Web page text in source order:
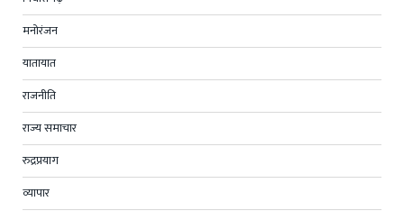
मनोरंजन
यातायात
राजनीति
राज्य समाचार
रुद्रप्रयाग
व्यापार